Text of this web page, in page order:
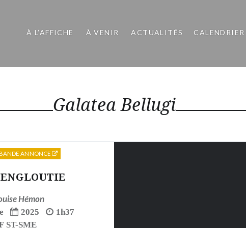
À L’AFFICHE À VENIR ACTUALITÉS CALENDRIER
Galatea Bellugi
Hémon
2025
1h37
ST-SME
ANNONCE